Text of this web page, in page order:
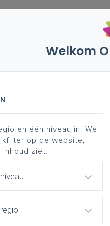
– impact van verhoogde
verhoogde
De
aan mijn zoekterm, maar
Welkom
en één niveau in. We
op de website,
ziet.